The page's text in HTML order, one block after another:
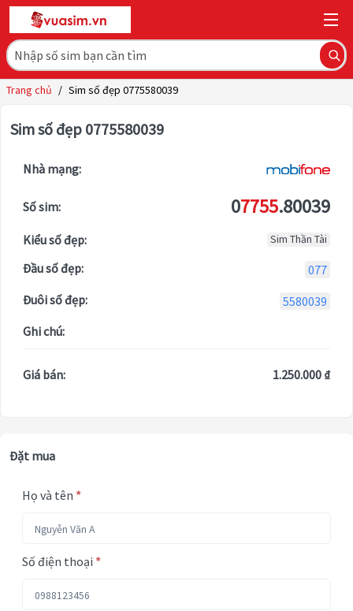
Trang chủ / Sim số đẹp 0775580039
Sim số đẹp 0775580039
Nhà mạng:
Số sim: 07755.80039
Kiểu số đẹp: Sim Thần Tài
Đầu số đẹp:
077
Đuôi số đẹp:
5580039
Ghi chú:
Giá bán: 1.250.000 ₫
Đặt mua
Họ và tên *
Số điện thoại *